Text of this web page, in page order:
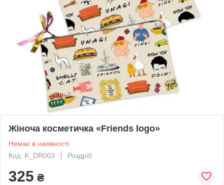
Жіноча косметичка «Friends logo»
Немає в наявності
Код: K_DR003
Роздріб
325 ₴